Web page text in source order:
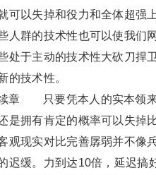
可以失掉和役力和全体超强
人群的技术性也可以使我们
处于主动的技术性大砍刀捍
的技术性。
章 只要凭本人的实本领来
是拥有肯定的概率可以失掉
观现实对比完善孱弱并不像
迟缓。力到达10倍，延迟搞